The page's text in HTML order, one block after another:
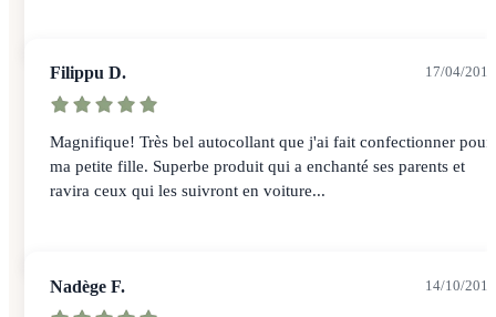
Filippu D. 17/04/2015
Magnifique! Très bel autocollant que j'ai fait confectionner pour
ma petite fille. Superbe produit qui a enchanté ses parents et
ravira ceux qui les suivront en voiture...
Nadège F. 14/10/2014